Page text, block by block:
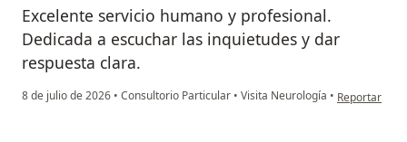
Excelente servicio humano y profesional.
Dedicada a escuchar las inquietudes y dar
respuesta clara.
8 de julio de 2026 • Consultorio Particular • Visita Neurología • en opinión
Reportar